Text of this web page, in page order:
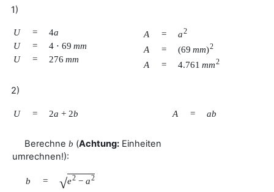
1)
U = 4a
U
= 4 ⋅ 69 mm
U
= 276 mm
A = a2
A = (69 mm)2
A = 4.761 mm2
2)
U = 2a + 2b A = ab
Berechne b (Achtung: Einheiten
umrechnen!):
b = √e2 − a2